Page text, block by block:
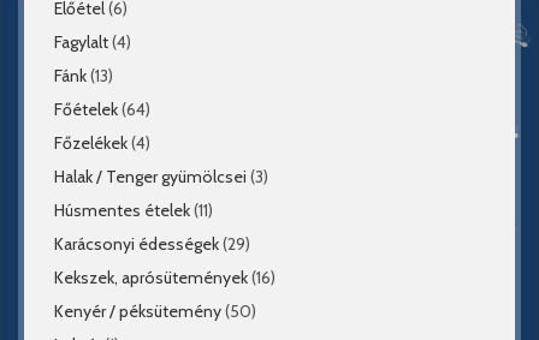
Előétel(6)
Fagylalt(4)
Fánk(13)
Főételek(64)
Főzelékek(4)
Halak / Tenger gyümölcsei (3)
Húsmentes ételek(11)
Karácsonyi édességek(29)
Kekszek, aprósütemények(16)
Kenyér / péksütemény(50)